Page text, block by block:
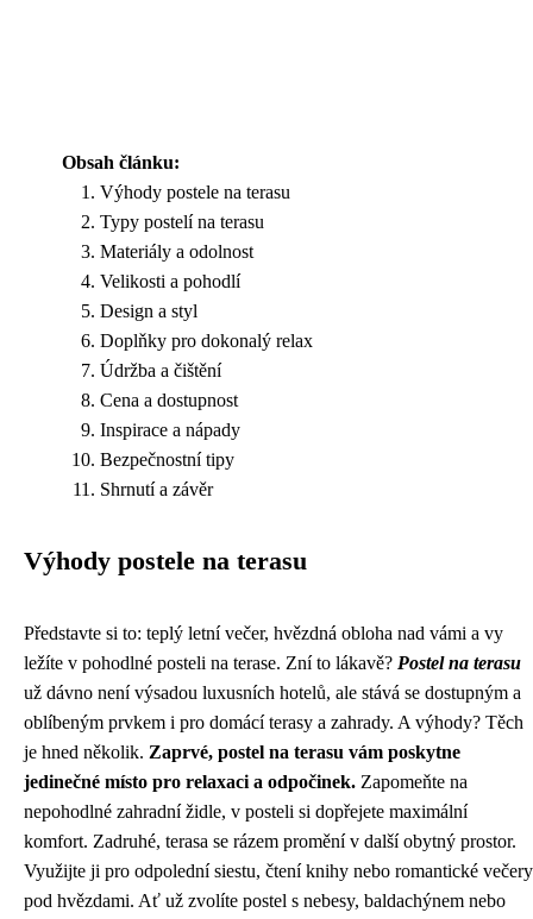
Obsah článku:
Výhody postele na terasu
Typy postelí na terasu
Materiály a odolnost
Velikosti a pohodlí
Design a styl
Doplňky pro dokonalý relax
Údržba a čištění
Cena a dostupnost
Inspirace a nápady
Bezpečnostní tipy
Shrnutí a závěr
Výhody postele na terasu
Představte si to: teplý letní večer, hvězdná obloha nad vámi a vy
ležíte v pohodlné posteli na terase. Zní to lákavě? Postel na terasu
už dávno není výsadou luxusních hotelů, ale stává se dostupným a
oblíbeným prvkem i pro domácí terasy a zahrady. A výhody? Těch
je hned několik. Zaprvé, postel na terasu vám poskytne
jedinečné místo pro relaxaci a odpočinek. Zapomeňte na
nepohodlné zahradní židle, v posteli si dopřejete maximální
komfort. Zadruhé, terasa se rázem promění v další obytný prostor.
Využijte ji pro odpolední siestu, čtení knihy nebo romantické večery
pod hvězdami. Ať už zvolíte postel s nebesy, baldachýnem nebo